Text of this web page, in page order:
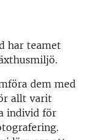
har teamet
dem med
allt varit
individ för